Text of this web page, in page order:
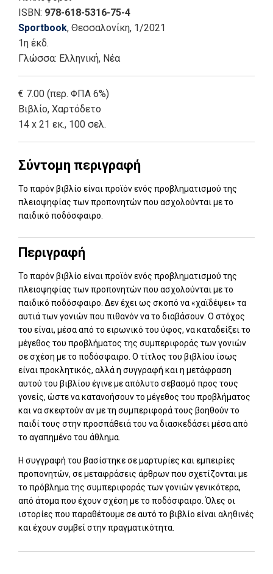
ISBN: 978-618-5316-75-4
Sportbook, Θεσσαλονίκη, 1/2021
1η έκδ.
Γλώσσα: Ελληνική, Νέα
€ 7.00 (περ. ΦΠΑ 6%)
Βιβλίο, Χαρτόδετο
14 x 21 εκ., 100 σελ.
Σύντομη περιγραφή
Το παρόν βιβλίο είναι προϊόν ενός προβληματισμού της
πλειοψηφίας των προπονητών που ασχολούνται με το
παιδικό ποδόσφαιρο.
Περιγραφή
Το παρόν βιβλίο είναι προϊόν ενός προβληματισμού της
πλειοψηφίας των προπονητών που ασχολούνται με το
παιδικό ποδόσφαιρο. Δεν έχει ως σκοπό να «χαϊδέψει» τα
αυτιά των γονιών που πιθανόν να το διαβάσουν. Ο στόχος
του είναι, μέσα από το ειρωνικό του ύφος, να καταδείξει το
μέγεθος του προβλήματος της συμπεριφοράς των γονιών
σε σχέση με το ποδόσφαιρο. Ο τίτλος του βιβλίου ίσως
είναι προκλητικός, αλλά η συγγραφή και η μετάφραση
αυτού του βιβλίου έγινε με απόλυτο σεβασμό προς τους
γονείς, ώστε να κατανοήσουν το μέγεθος του προβλήματος
και να σκεφτούν αν με τη συμπεριφορά τους βοηθούν το
παιδί τους στην προσπάθειά του να διασκεδάσει μέσα από
το αγαπημένο του άθλημα.
Η συγγραφή του βασίστηκε σε μαρτυρίες και εμπειρίες
προπονητών, σε μεταφράσεις άρθρων που σχετίζονται με
το πρόβλημα της συμπεριφοράς των γονιών γενικότερα,
από άτομα που έχουν σχέση με το ποδόσφαιρο. Όλες οι
ιστορίες που παραθέτουμε σε αυτό το βιβλίο είναι αληθινές
και έχουν συμβεί στην πραγματικότητα.